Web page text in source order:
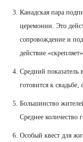
Канадская пара
церемонии. Это
сопровождение и
действие
Средний показатель
готовится к свадьбе,
Большинство
Среднее количество
Особый квест для